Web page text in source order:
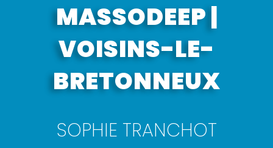
MASSODEEP |
VOISINS-LE-
BRETONNEUX
SOPHIE TRANCHOT